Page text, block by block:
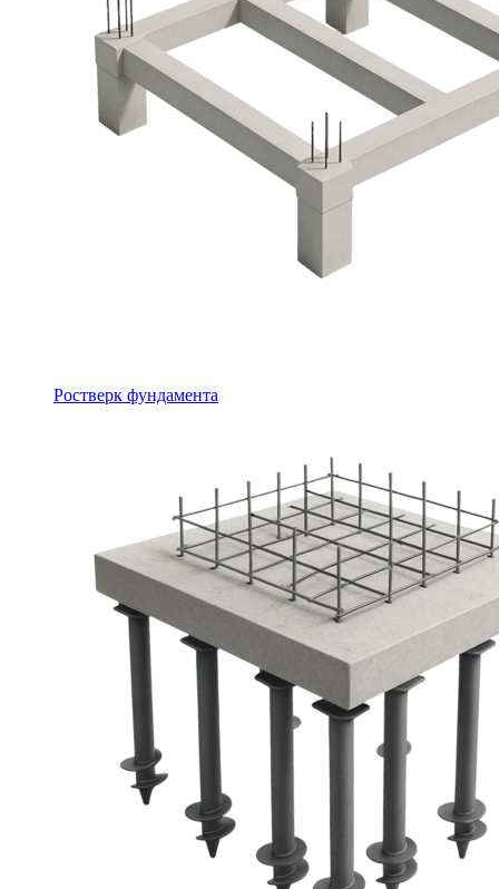
Ростверк фундамента